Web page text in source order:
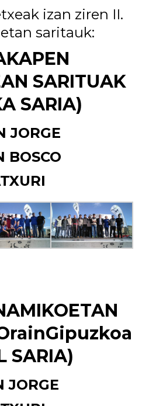
izan ziren II.
saritauk:
SARITUAK
SARIA)
JORGE
BOSCO
SARIA)
JORGE